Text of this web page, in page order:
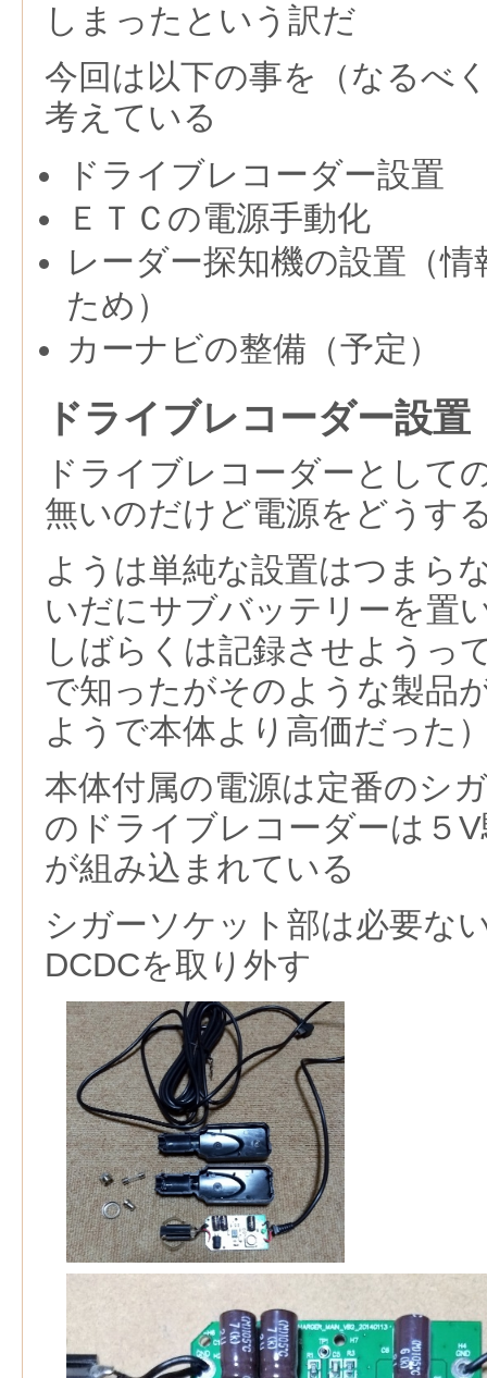
しまったという訳だ
今回は以下の事を（なるべ
考えている
ドライブレコーダー設置
ＥＴＣの電源手動化
レーダー探知機の設置（
ため）
カーナビの整備（予定）
ドライブレコーダー設置
ドライブレコーダーとして
無いのだけど電源をどうす
ようは単純な設置はつまら
いだにサブバッテリーを置
しばらくは記録させようっ
で知ったがそのような製品
ようで本体より高価だった
本体付属の電源は定番のシ
のドライブレコーダーは５
が組み込まれている
シガーソケット部は必要な
DCDCを取り外す